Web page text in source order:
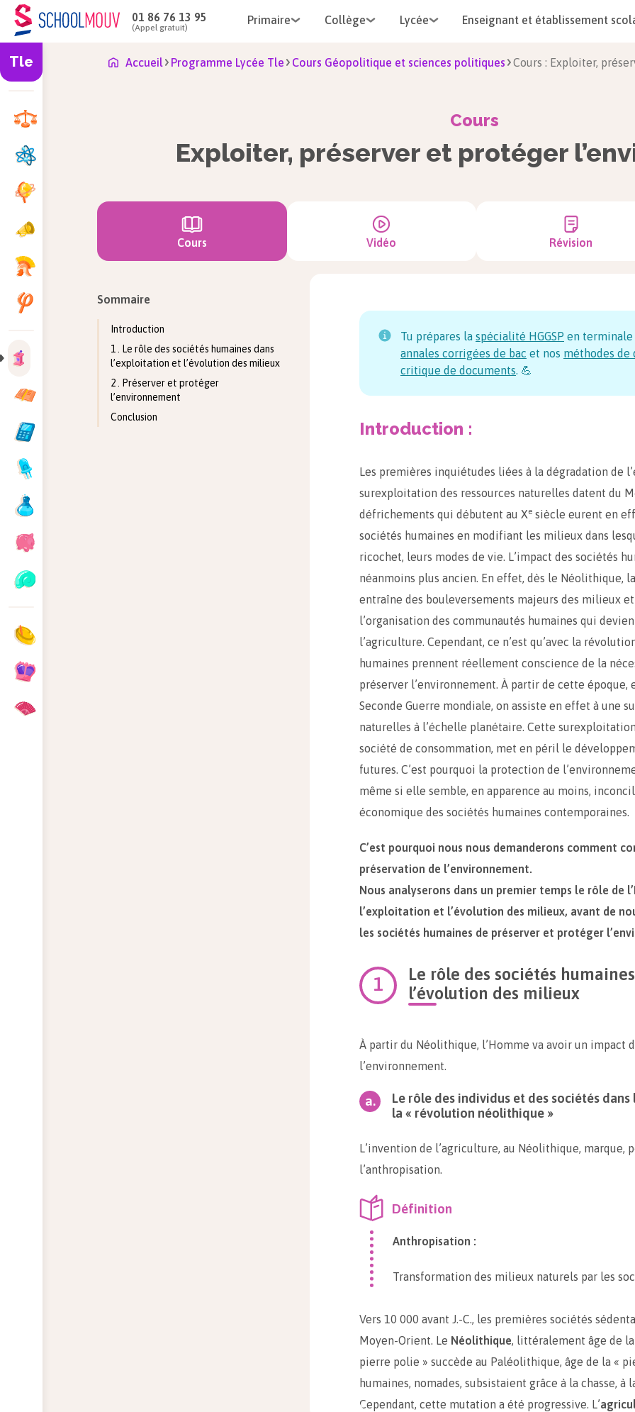
01 86 76 13 95
(Appel gratuit)
Primaire Collège Lycée Enseignant et établissement
Tle Accueil Programme Lycée Tle Cours Géopolitique et sciences politiques Cours : Exploiter,
Cours
Exploiter, préserver et protéger
Cours Vidéo Révision
Sommaire
Introduction
1 . Le rôle des sociétés humaines dans
l’exploitation et l’évolution des milieux
2 . Préserver et protéger
l’environnement
Conclusion
Tu prépares la spécialité HGGSP en terminale
annales corrigées de bac et nos méthodes de
critique de documents. 💪
Introduction :
Les premières inquiétudes liées à la dégradation de
surexploitation des ressources naturelles datent du
défrichements qui débutent au Xe siècle eurent en
sociétés humaines en modifiant les milieux dans
ricochet, leurs modes de vie. L’impact des sociétés
néanmoins plus ancien. En effet, dès le Néolithique,
entraîne des bouleversements majeurs des milieux et
l’organisation des communautés humaines qui
l’agriculture. Cependant, ce n’est qu’avec la
humaines prennent réellement conscience de la
préserver l’environnement. À partir de cette
Seconde Guerre mondiale, on assiste en effet à une
naturelles à l’échelle planétaire. Cette
société de consommation, met en péril le
futures. C’est pourquoi la protection de
même si elle semble, en apparence au moins,
économique des sociétés humaines contemporaines.
C’est pourquoi nous nous demanderons comment
préservation de l’environnement.
Nous analyserons dans un premier temps le rôle de
l’exploitation et l’évolution des milieux, avant de
les sociétés humaines de préserver et protéger
Le rôle des sociétés
l’évolution des milieux
À partir du Néolithique, l’Homme va avoir un impact
l’environnement.
Le rôle des individus et des sociétés
la « révolution néolithique »
L’invention de l’agriculture, au Néolithique, marque,
l’anthropisation.
Définition
Anthropisation :
Transformation des milieux naturels par les
Vers 10 000 avant J.-C., les premières sociétés
Moyen-Orient. Le Néolithique, littéralement âge de
pierre polie » succède au Paléolithique, âge de la «
humaines, nomades, subsistaient grâce à la chasse,
Cependant, cette mutation a été progressive. L’